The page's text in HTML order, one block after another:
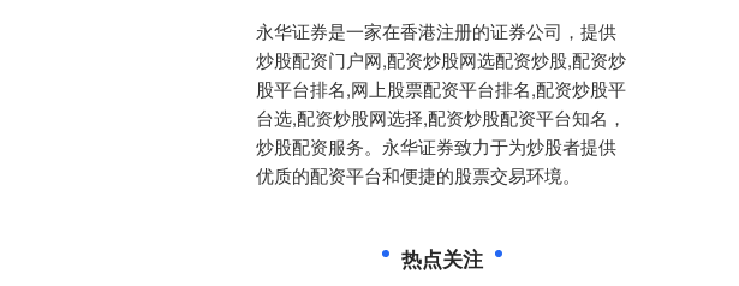
永华证券是一家在香港注册的证券公司，提供
炒股配资门户网,配资炒股网选配资炒股,配资炒
股平台排名,网上股票配资平台排名,配资炒股平
台选,配资炒股网选择,配资炒股配资平台知名，
炒股配资服务。永华证券致力于为炒股者提供
优质的配资平台和便捷的股票交易环境。
热点关注